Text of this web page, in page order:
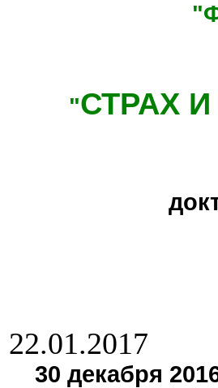
"
"СТРАХ
22.01.2017
30 декабря